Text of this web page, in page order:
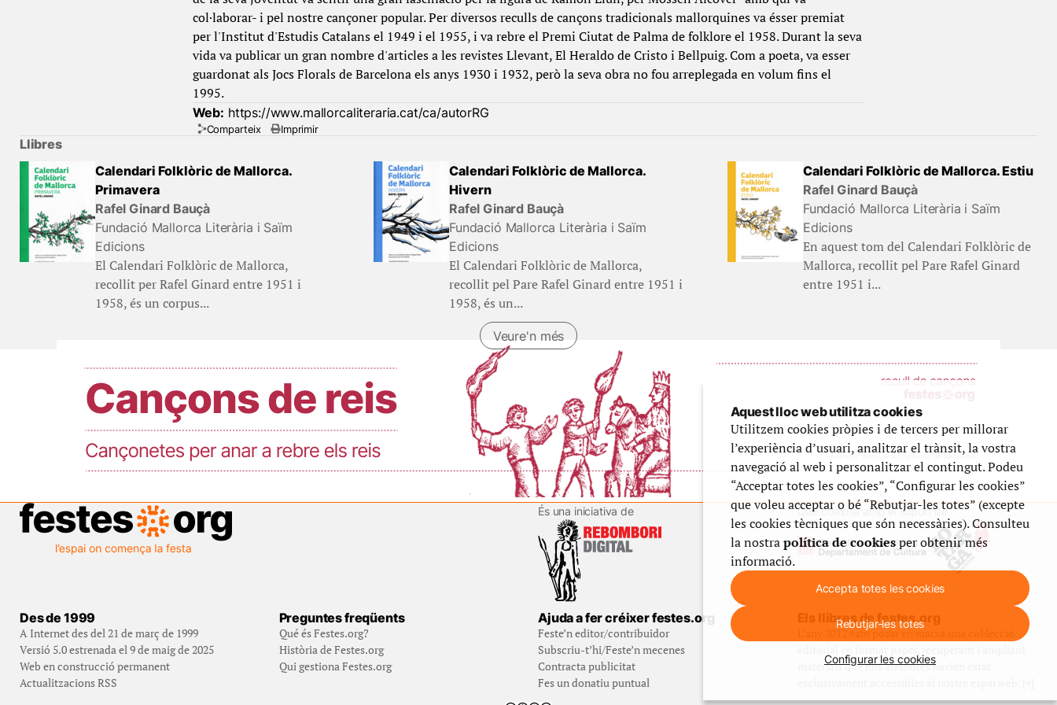
col·laborar- i pel nostre cançoner popular. Per diversos reculls de cançons tradicionals mallorquines va ésser premiat
per l'Institut d'Estudis Catalans el 1949 i el 1955, i va rebre el Premi Ciutat de Palma de folklore el 1958. Durant la seva
vida va publicar un gran nombre d'articles a les revistes Llevant, El Heraldo de Cristo i Bellpuig. Com a poeta, va esser
guardonat als Jocs Florals de Barcelona els anys 1930 i 1932, però la seva obra no fou arreplegada en volum fins el
1995.
Web: https://www.mallorcaliteraria.cat/ca/autorRG
Comparteix Imprimir
Llibres
Calendari Folklòric de Mallorca.
Primavera
Rafel Ginard Bauçà
Fundació Mallorca Literària i Saïm
Edicions
El Calendari Folklòric de Mallorca,
recollit per Rafel Ginard entre 1951 i
1958, és un corpus...
Calendari Folklòric de Mallorca.
Hivern
Rafel Ginard Bauçà
Fundació Mallorca Literària i Saïm
Edicions
El Calendari Folklòric de Mallorca,
recollit pel Pare Rafel Ginard entre 1951 i
1958, és un...
Calendari Folklòric de Mallorca. Estiu
Rafel Ginard Bauçà
Fundació Mallorca Literària i Saïm
Edicions
En aquest tom del Calendari Folklòric de
Mallorca, recollit pel Pare Rafel Ginard
entre 1951 i...
Veure'n més
És una iniciativa de Que compta amb el suport de
Des de 1999
A Internet des del 21 de març de 1999
Versió 5.0 estrenada el 9 de maig de 2025
Web en construcció permanent
Actualitzacions RSS
Preguntes freqüents
Qué és Festes.org?
Història de Festes.org
Qui gestiona Festes.org
Ajuda a fer créixer festes.org
Feste’n editor/contribuidor
Subscriu-t’hi/Feste’n mecenes
Contracta publicitat
Fes un donatiu puntual
Els llibres de festes.org
L’any 2012 vam posar en marxa una col·lecció
materials que fins aleshores havien estat
Aquest lloc web utilitza cookies
Utilitzem cookies pròpies i de tercers per millorar
l’experiència d’usuari, analitzar el trànsit, la vostra
navegació al web i personalitzar el contingut. Podeu
“Acceptar totes les cookies”, “Configurar les cookies”
que voleu acceptar o bé “Rebutjar-les totes” (excepte
les cookies tècniques que són necessàries). Consulteu
la nostrapolítica de cookiesper obtenir més
informació.
Accepta totes les cookies
Rebutjar-les totes
Configurar les cookies